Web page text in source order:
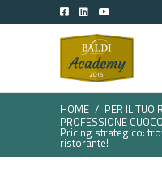
HOME
PER IL TUO
PROFESSIONE CUOCO
Pricing strategico:
ristorante!